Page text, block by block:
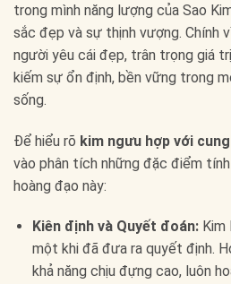
trong mình năng lượng của Sao
sắc đẹp và sự thịnh vượng. Chính
người yêu cái đẹp, trân trọng giá
kiếm sự ổn định, bền vững trong
sống.
Để hiểu rõ kim ngưu hợp với
vào phân tích những đặc điểm
hoàng đạo này:
Kiên định và Quyết đoán:Kim
một khi đã đưa ra quyết định.
khả năng chịu đựng cao, luôn